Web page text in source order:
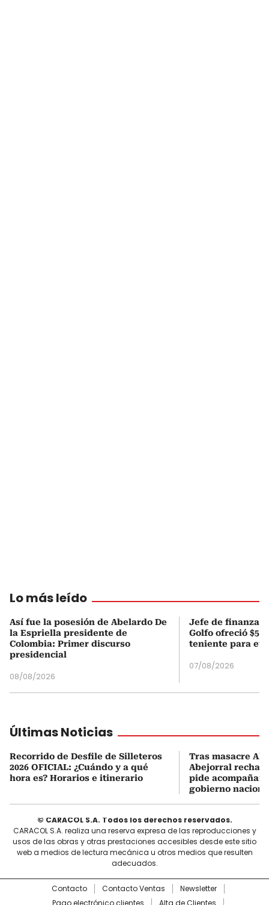
Lo más leído
Así fue la posesión de Abelardo De
la Espriella presidente de
Colombia: Primer discurso
presidencial
08/08/2026
Jefe de finanzas
Golfo ofreció
teniente para
07/08/2026
Últimas Noticias
Recorrido de Desfile de Silleteros
2026 OFICIAL: ¿Cuándo y a qué
hora es? Horarios e itinerario
Tras masacre
Abejorral
pide
gobierno
© CARACOL S.A. Todos los derechos reservados.
CARACOL S.A. realiza una reserva expresa de las reproducciones y
usos de las obras y otras prestaciones accesibles desde este sitio
web a medios de lectura mecánica u otros medios que resulten
adecuados.
Contacto Contacto Ventas
Newsletter
Pago electrónico clientes
Alta de Clientes